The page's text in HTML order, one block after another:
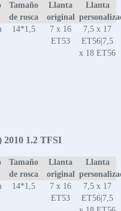
Tamaño
de rosca
Llanta
original
Llanta
14*1,5
7 x 16
ET53
7,5 x 17
ET56|7,5
x 18 ET56
1.2 TFSI
Tamaño
de rosca
Llanta
original
Llanta
14*1,5
7 x 16
ET53
7,5 x 17
ET56|7,5